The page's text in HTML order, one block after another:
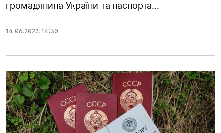
громадянина України та паспорта...
14.06.2022, 14:30